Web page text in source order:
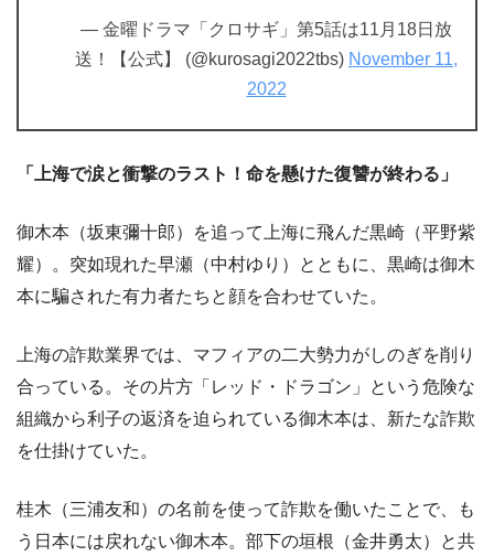
— 金曜ドラマ「クロサギ」第5話は11月18日放
送！【公式】 (@kurosagi2022tbs) November 11,
2022
「上海で涙と衝撃のラスト！命を懸けた復讐が終わる」
御木本（坂東彌十郎）を追って上海に飛んだ黒崎（平野紫
耀）。突如現れた早瀬（中村ゆり）とともに、黒崎は御木
本に騙された有力者たちと顔を合わせていた。
上海の詐欺業界では、マフィアの二大勢力がしのぎを削り
合っている。その片方「レッド・ドラゴン」という危険な
組織から利子の返済を迫られている御木本は、新たな詐欺
を仕掛けていた。
桂木（三浦友和）の名前を使って詐欺を働いたことで、も
う日本には戻れない御木本。部下の垣根（金井勇太）と共